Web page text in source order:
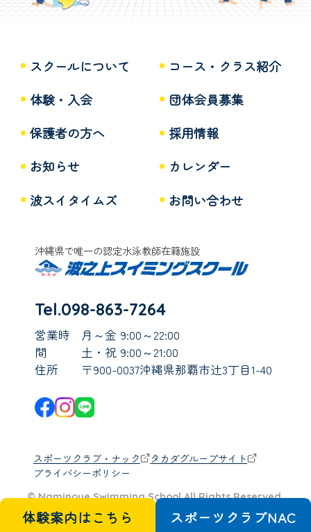
体験案内はこちら スポーツクラブNAC
スクールについて
コース・クラス紹介
体験・入会
団体会員募集
保護者の方へ
採用情報
お知らせ
カレンダー
波スイタイムズ
お問い合わせ
沖縄県で唯一の認定水泳教師在籍施設
Tel.098-863-7264
営業時
間
月～金 9:00～22:00
土・祝 9:00～21:00
住所
〒900-0037沖縄県那覇市辻3丁目1-40
スポーツクラブ・ナック
タカダグループサイト
プライバシーポリシー
© Naminoue Swimming School All Rights Reserved.